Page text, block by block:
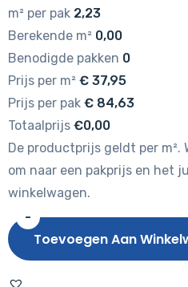
m² per pak 2,23
Berekende m² 0,00
Benodigde pakken 0
Prijs per m² € 37,95
Prijs per pak € 84,63
Totaalprijs €0,00
De productprijs geldt per m².
om naar een pakprijs en het
winkelwagen.
-
Hebeta
Progress
Toevoegen Aan